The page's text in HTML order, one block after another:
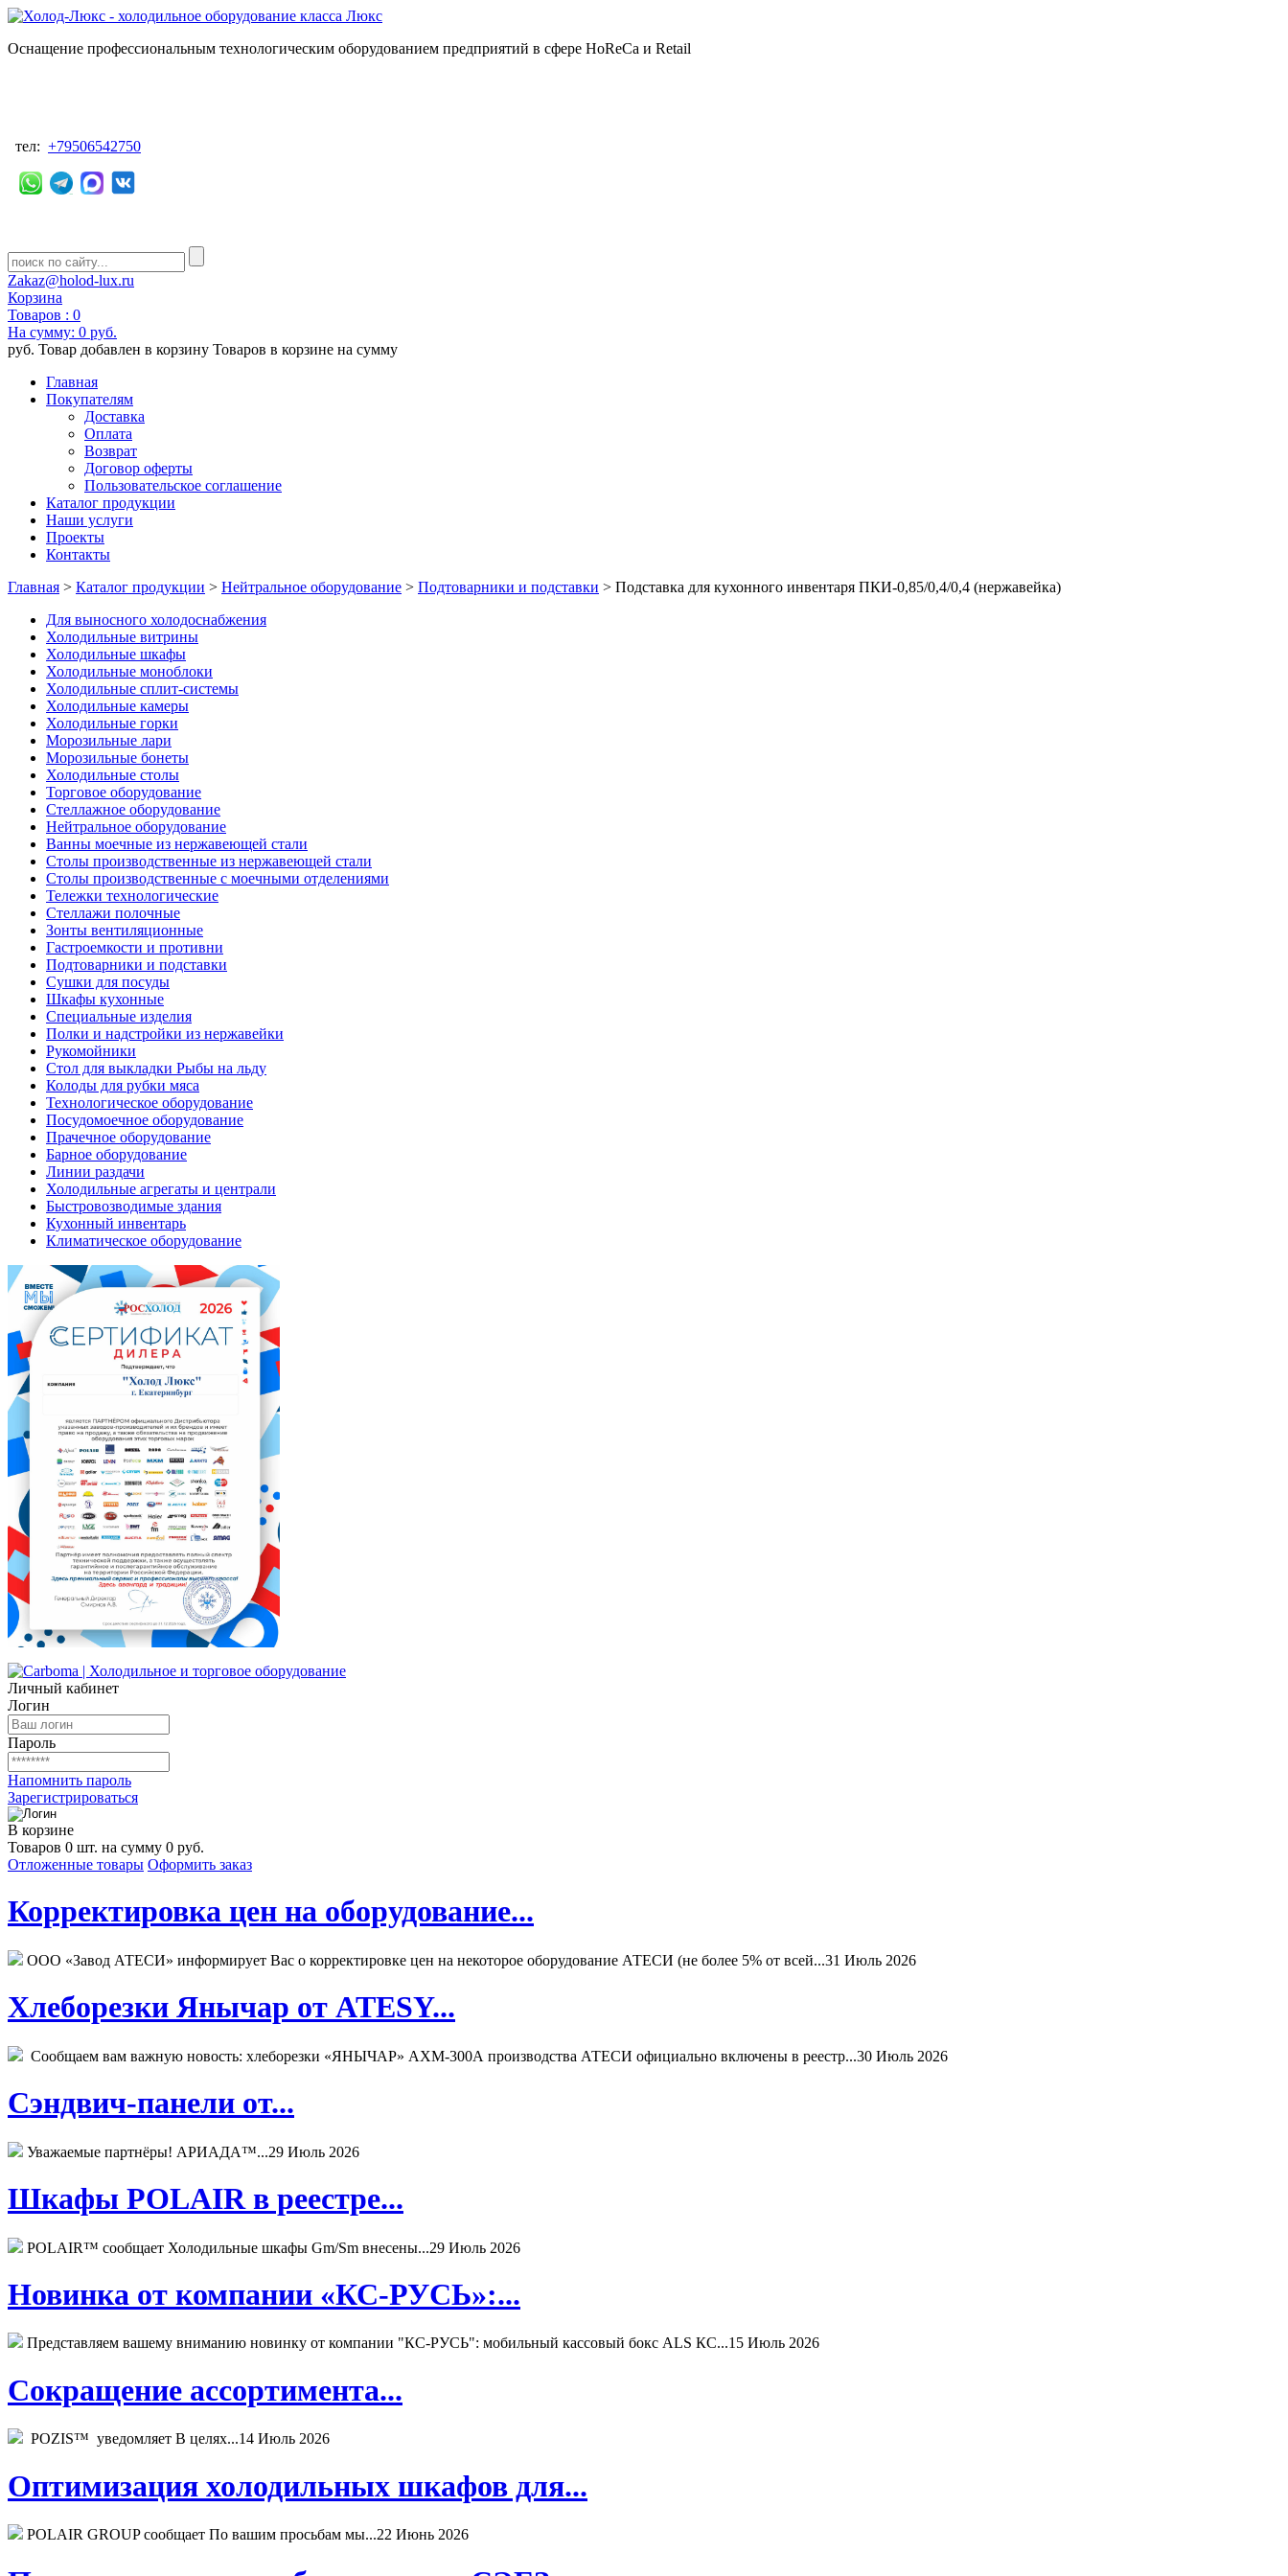
Оснащение профессиональным технологическим оборудованием предприятий в сфере HoReCa и Retail
тел: +79506542750
Zakaz@holod-lux.ru
Корзина
Товаров : 0
На сумму: 0 руб.
руб. Товар добавлен в корзину Товаров в корзине на сумму
Главная
Покупателям
Доставка
Оплата
Возврат
Договор оферты
Пользовательское соглашение
Каталог продукции
Наши услуги
Проекты
Контакты
Главная > Каталог продукции > Нейтральное оборудование > Подтоварники и подставки > Подставка для кухонного инвентаря ПКИ-0,85/0,4/0,4 (нержавейка)
Для выносного холодоснабжения
Холодильные витрины
Холодильные шкафы
Холодильные моноблоки
Холодильные сплит-системы
Холодильные камеры
Холодильные горки
Морозильные лари
Морозильные бонеты
Холодильные столы
Торговое оборудование
Стеллажное оборудование
Нейтральное оборудование
Ванны моечные из нержавеющей стали
Столы производственные из нержавеющей стали
Столы производственные с моечными отделениями
Тележки технологические
Стеллажи полочные
Зонты вентиляционные
Гастроемкости и противни
Подтоварники и подставки
Сушки для посуды
Шкафы кухонные
Специальные изделия
Полки и надстройки из нержавейки
Рукомойники
Стол для выкладки Рыбы на льду
Колоды для рубки мяса
Технологическое оборудование
Посудомоечное оборудование
Прачечное оборудование
Барное оборудование
Линии раздачи
Холодильные агрегаты и централи
Быстровозводимые здания
Кухонный инвентарь
Климатическое оборудование
Личный кабинет
Логин
Пароль
Напомнить пароль
Зарегистрироваться
В корзине
Товаров 0 шт. на сумму 0 руб.
Отложенные товары Оформить заказ
Корректировка цен на оборудование...
ООО «Завод АТЕСИ» информирует Вас о корректировке цен на некоторое оборудование АТЕСИ (не более 5% от всей...31 Июль 2026
Хлеборезки Янычар от ATESY...
Сообщаем вам важную новость: хлеборезки «ЯНЫЧАР» АХМ-300А производства АТЕСИ официально включены в реестр...30 Июль 2026
Сэндвич-панели от...
Уважаемые партнёры! АРИАДА™...29 Июль 2026
Шкафы POLAIR в реестре...
POLAIR™ сообщает Холодильные шкафы Gm/Sm внесены...29 Июль 2026
Новинка от компании «КС-РУСЬ»:...
Представляем вашему вниманию новинку от компании "КС-РУСЬ": мобильный кассовый бокс ALS КС...15 Июль 2026
Сокращение ассортимента...
POZIS™ уведомляет В целях...14 Июль 2026
Оптимизация холодильных шкафов для...
POLAIR GROUP сообщает По вашим просьбам мы...22 Июнь 2026